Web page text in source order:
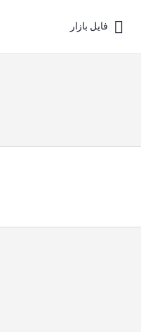
فایل بازار